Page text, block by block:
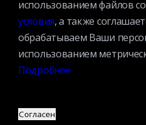
Адрес:
109240, г. Москва, ул. Николоямская, д.
условия, а также соглашаетесь с тем, что мы
обрабатываем Ваши
использованием
Подробнее
Согласен